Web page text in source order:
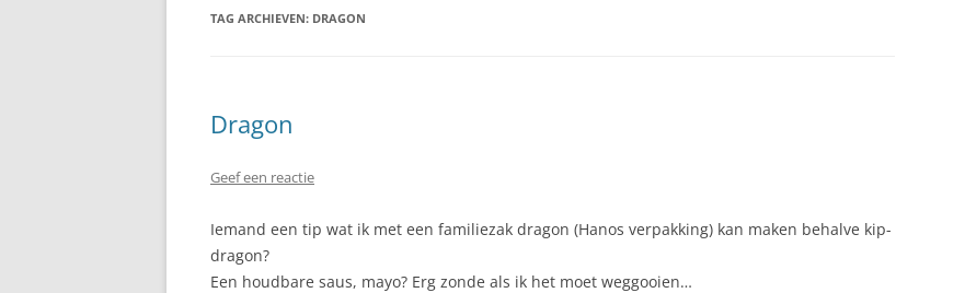
TAG ARCHIEVEN: DRAGON
Dragon
Geef een reactie
Iemand een tip wat ik met een familiezak dragon (Hanos verpakking) kan maken behalve kip-
dragon?
Een houdbare saus, mayo? Erg zonde als ik het moet weggooien…